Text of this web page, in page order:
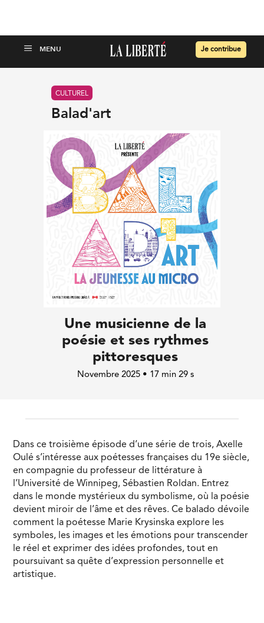
Je contribue
CULTUREL
Balad'art
Une musicienne de la
poésie et ses rythmes
pittoresques
Novembre 2025 • 17 min 29 s
Dans ce troisième épisode d’une série de trois, Axelle
Oulé s’intéresse aux poétesses françaises du 19e siècle,
en compagnie du professeur de littérature à
l’Université de Winnipeg, Sébastien Roldan. Entrez
dans le monde mystérieux du symbolisme, où la poésie
devient miroir de l’âme et des rêves. Ce balado dévoile
comment la poétesse Marie Krysinska explore les
symboles, les images et les émotions pour transcender
le réel et exprimer des idées profondes, tout en
poursuivant sa quête d’expression personnelle et
artistique.